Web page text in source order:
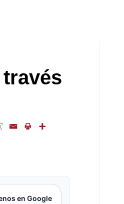
en Google